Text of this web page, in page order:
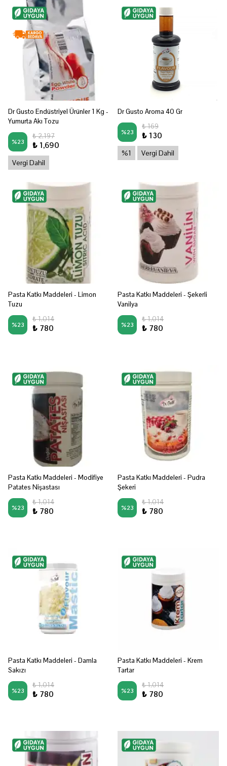
Dr Gusto Endüstriyel Ürünler 1 Kg -
Yumurta Akı Tozu
%23
₺ 2,197
₺ 1,690
Vergi Dahil
Dr Gusto Aroma 40 Gr
%23
₺ 169
₺ 130
%1 Vergi Dahil
Pasta Katkı Maddeleri - Limon
Tuzu
%23
₺ 1,014
₺ 780
Pasta Katkı Maddeleri - Şekerli
Vanilya
%23
₺ 1,014
₺ 780
Pasta Katkı Maddeleri - Modifiye
Patates Nişastası
%23
₺ 1,014
₺ 780
Pasta Katkı Maddeleri - Pudra
Şekeri
%23
₺ 1,014
₺ 780
Pasta Katkı Maddeleri - Damla
Sakızı
%23
₺ 1,014
₺ 780
Pasta Katkı Maddeleri - Krem
Tartar
%23
₺ 1,014
₺ 780